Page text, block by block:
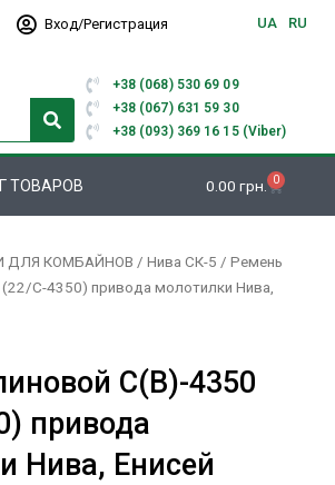
Вход/Регистрация UA RU
+38 (068) 530 69 09
+38 (067) 631 59 30
+38 (093) 369 16 15 (Viber)
ТОВАРОВ 0.00 грн. 0
Корзина
ДЛЯ КОМБАЙНОВ / Нива СК-5 / Ремень
С-4350) привода молотилки Нива,
С(В)-4350
привода
Нива, Енисей